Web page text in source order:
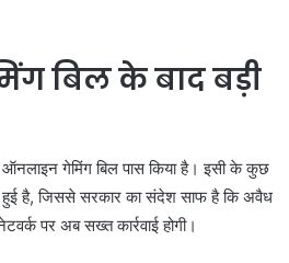
बिल के बाद बड़ी
गेमिंग बिल पास किया है। इसी के कुछ
हुई है, जिससे सरकार का संदेश साफ है कि अवैध
पर अब सख्त कार्रवाई होगी।